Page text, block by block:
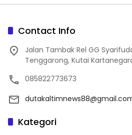
Contact Info
Jalan Tambak Rel GG
Tenggarong, Kutai
085822773673
Kategori